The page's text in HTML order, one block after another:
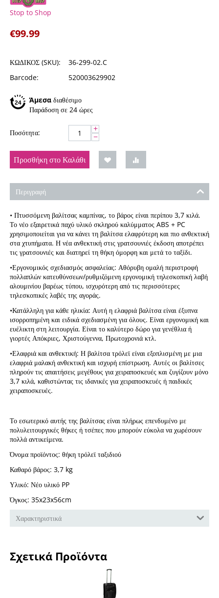
Stop to Shop
€99.99
ΚΩΔΙΚΟΣ (SKU):
36-299-02.C
Barcode:
520003629902
Άμεσα διαθέσιμο
Παράδοση σε 24 ώρες
Ποσότητα: +
−
Προσθήκη στο Καλάθι
Περιγραφή
• Πτυσσόμενη βαλίτσας καμπίνας, το βάρος είναι περίπου 3,7 κιλά.
Το νέο εξαιρετικά παχύ υλικό σκληρού καλύμματος ABS + PC
χρησιμοποιείται για να κάνει τη βαλίτσα ελαφρύτερη και πιο ανθεκτική
στα χτυπήματα. Η νέα ανθεκτική στις γρατσουνιές έκδοση αποτρέπει
τις γρατσουνιές και διατηρεί τη θήκη όμορφη και μετά το ταξίδι.
•Εργονομικός σχεδιασμός ασφαλείας: Αθόρυβη ομαλή περιστροφή
πολλαπλών κατευθύνσεων/ρυθμιζόμενη εργονομική τηλεσκοπική λαβή
αλουμινίου βαρέως τύπου, ισχυρότερη από τις περισσότερες
τηλεσκοπικές λαβές της αγοράς.
•Κατάλληλη για κάθε ηλικία: Αυτή η ελαφριά βαλίτσα είναι έξυπνα
ισορροπημένη και ειδικά σχεδιασμένη για όλους. Είναι εργονομική και
ευέλικτη στη λειτουργία. Είναι το καλύτερο δώρο για γενέθλια ή
γιορτές Απόκριες, Χριστούγεννα, Πρωτοχρονιά κτλ.
•Ελαφριά και ανθεκτική: Η βαλίτσα τρόλεϊ είναι εξοπλισμένη με μια
ελαφριά μαλακή ανθεκτική και ισχυρή επίστρωση. Αυτές οι βαλίτσες
πληρούν τις απαιτήσεις μεγέθους για χειραποσκευές και ζυγίζουν μόνο
3,7 κιλά, καθιστώντας τις ιδανικές για χειραποσκευές ή παιδικές
χειραποσκευές.
Το εσωτερικό αυτής της βαλίτσας είναι πλήρως επενδυμένο με
πολυλειτουργικές θήκες ή τσέπες που μπορούν εύκολα να χωρέσουν
πολλά αντικείμενα.
Όνομα προϊόντος: θήκη τρόλεϊ ταξιδιού
Καθαρό βάρος: 3,7 kg
Υλικό: Νέο υλικό PP
Όγκος: 35x23x56cm
Χαρακτηριστικά
Σχετικά Προϊόντα